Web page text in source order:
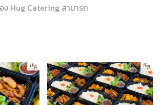
ง Hug Catering สามารถ